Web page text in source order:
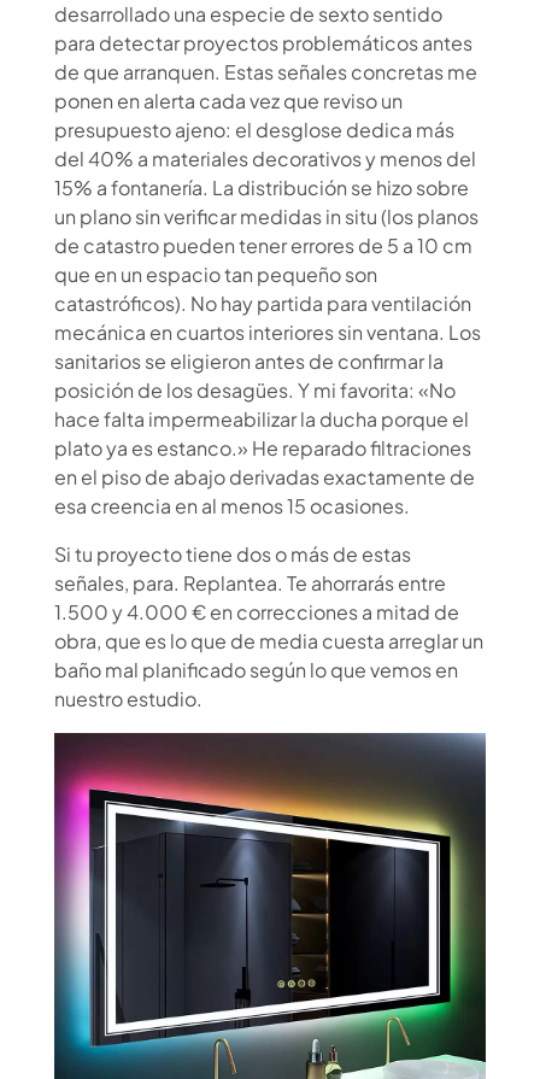
desarrollado una especie de sexto sentido
para detectar proyectos problemáticos antes
de que arranquen. Estas señales concretas me
ponen en alerta cada vez que reviso un
presupuesto ajeno: el desglose dedica más
del 40% a materiales decorativos y menos del
15% a fontanería. La distribución se hizo sobre
un plano sin verificar medidasin situ(los planos
de catastro pueden tener errores de 5 a 10 cm
que en un espacio tan pequeño son
catastróficos). No hay partida para ventilación
mecánica en cuartos interiores sin ventana. Los
sanitarios se eligieron antes de confirmar la
posición de los desagües. Y mi favorita: «No
hace falta impermeabilizar la ducha porque el
plato ya es estanco.» He reparado filtraciones
en el piso de abajo derivadas exactamente de
esa creencia en al menos 15 ocasiones.
Si tu proyecto tiene dos o más de estas
señales, para. Replantea. Te ahorrarás entre
1.500 y 4.000 € en correcciones a mitad de
obra, que es lo que de media cuesta arreglar un
baño mal planificado según lo que vemos en
nuestro estudio.